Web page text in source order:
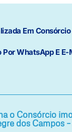
Em Consórcio
Por WhatsApp E E-
o Consórcio
dos Campos –